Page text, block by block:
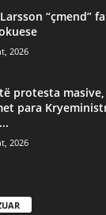
“çmend”
2026
protesta
para
2026